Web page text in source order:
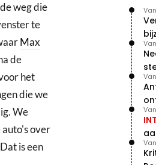
weg die
te
Max
de
het
die we
We
over
is een